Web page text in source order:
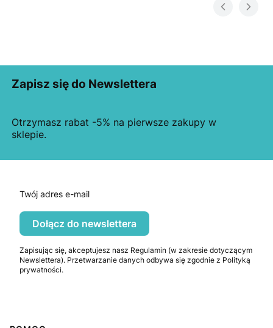
Zapisz się do Newslettera
Otrzymasz rabat -5% na pierwsze zakupy w
sklepie.
Twój adres e-mail
Dołącz do newslettera
Zapisując się, akceptujesz nasz Regulamin (w zakresie dotyczącym
Newslettera). Przetwarzanie danych odbywa się zgodnie z Polityką
prywatności.